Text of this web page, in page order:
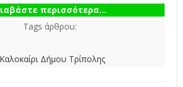
περισσότερα...
Tags άρθρου:
Καλοκαίρι Δήμου Τρίπολης